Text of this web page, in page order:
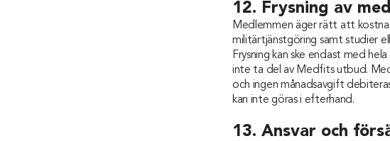
12. Frysning av
Medlemmen äger rätt att
militärtjänstgöring samt studier
Frysning kan ske endast med
inte ta del av Medfits utbud.
och ingen månadsavgift
kan inte göras i efterhand.
13. Ansvar och